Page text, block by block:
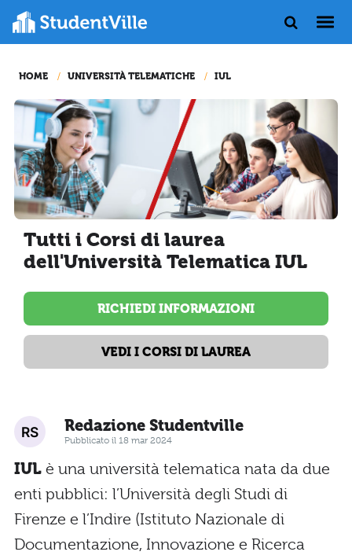
HOME UNIVERSITÀ TELEMATICHE IUL
Tutti i Corsi di laurea
dell'Università Telematica IUL
RICHIEDI INFORMAZIONI
VEDI I CORSI DI LAUREA
Redazione Studentville
Pubblicato il 18 mar 2024
IUL è una università telematica nata da due
enti pubblici: l’Università degli Studi di
Firenze e l’Indire (Istituto Nazionale di
Documentazione, Innovazione e Ricerca